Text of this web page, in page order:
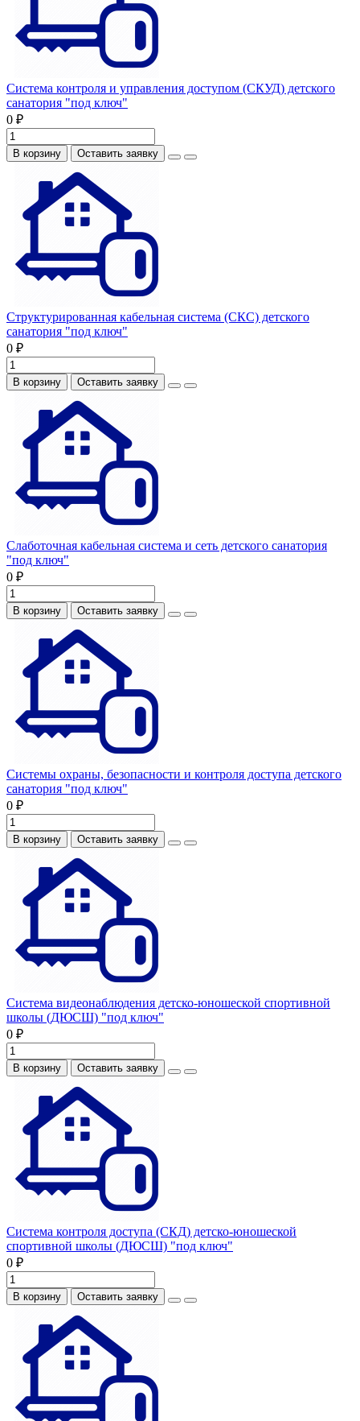
Система контроля и управления доступом (СКУД) детского
санатория "под ключ"
0 ₽
В корзину Оставить заявку
Структурированная кабельная система (СКС) детского
санатория "под ключ"
0 ₽
В корзину Оставить заявку
Слаботочная кабельная система и сеть детского санатория
"под ключ"
0 ₽
В корзину Оставить заявку
Системы охраны, безопасности и контроля доступа детского
санатория "под ключ"
0 ₽
В корзину Оставить заявку
Система видеонаблюдения детско-юношеской спортивной
школы (ДЮСШ) "под ключ"
0 ₽
В корзину Оставить заявку
Система контроля доступа (СКД) детско-юношеской
спортивной школы (ДЮСШ) "под ключ"
0 ₽
В корзину Оставить заявку